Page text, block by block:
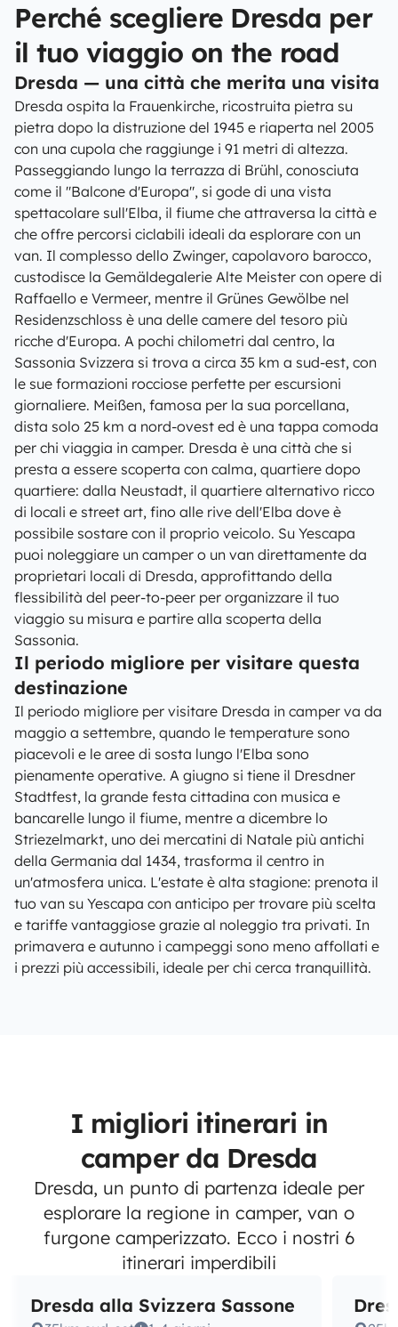
Perché scegliere Dresda per
il tuo viaggio on the road
Dresda — una città che merita una visita
Dresda ospita la Frauenkirche, ricostruita pietra su
pietra dopo la distruzione del 1945 e riaperta nel 2005
con una cupola che raggiunge i 91 metri di altezza.
Passeggiando lungo la terrazza di Brühl, conosciuta
come il "Balcone d'Europa", si gode di una vista
spettacolare sull'Elba, il fiume che attraversa la città e
che offre percorsi ciclabili ideali da esplorare con un
van. Il complesso dello Zwinger, capolavoro barocco,
custodisce la Gemäldegalerie Alte Meister con opere di
Raffaello e Vermeer, mentre il Grünes Gewölbe nel
Residenzschloss è una delle camere del tesoro più
ricche d'Europa. A pochi chilometri dal centro, la
Sassonia Svizzera si trova a circa 35 km a sud-est, con
le sue formazioni rocciose perfette per escursioni
giornaliere. Meißen, famosa per la sua porcellana,
dista solo 25 km a nord-ovest ed è una tappa comoda
per chi viaggia in camper. Dresda è una città che si
presta a essere scoperta con calma, quartiere dopo
quartiere: dalla Neustadt, il quartiere alternativo ricco
di locali e street art, fino alle rive dell'Elba dove è
possibile sostare con il proprio veicolo. Su Yescapa
puoi noleggiare un camper o un van direttamente da
proprietari locali di Dresda, approfittando della
flessibilità del peer-to-peer per organizzare il tuo
viaggio su misura e partire alla scoperta della
Sassonia.
Il periodo migliore per visitare questa
destinazione
Il periodo migliore per visitare Dresda in camper va da
maggio a settembre, quando le temperature sono
piacevoli e le aree di sosta lungo l'Elba sono
pienamente operative. A giugno si tiene il Dresdner
Stadtfest, la grande festa cittadina con musica e
bancarelle lungo il fiume, mentre a dicembre lo
Striezelmarkt, uno dei mercatini di Natale più antichi
della Germania dal 1434, trasforma il centro in
un'atmosfera unica. L'estate è alta stagione: prenota il
tuo van su Yescapa con anticipo per trovare più scelta
e tariffe vantaggiose grazie al noleggio tra privati. In
primavera e autunno i campeggi sono meno affollati e
i prezzi più accessibili, ideale per chi cerca tranquillità.
I migliori itinerari in
camper da Dresda
Dresda, un punto di partenza ideale per
esplorare la regione in camper, van o
furgone camperizzato. Ecco i nostri 6
itinerari imperdibili
Dresda alla Svizzera Sassone